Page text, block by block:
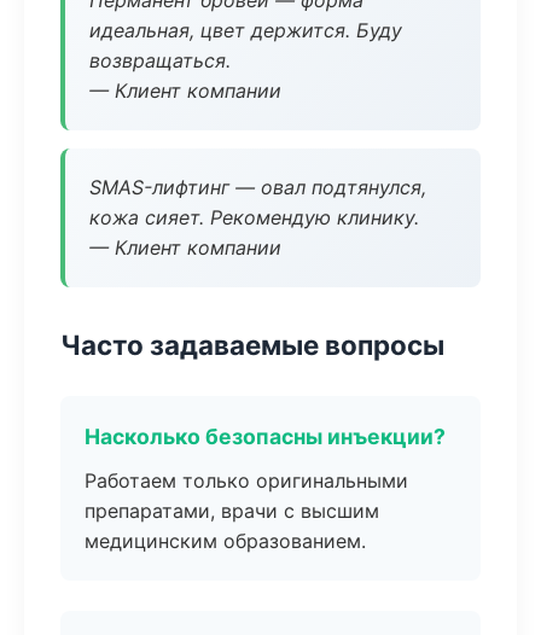
идеальная, цвет держится. Буду
возвращаться.
— Клиент компании
SMAS-лифтинг — овал подтянулся,
кожа сияет. Рекомендую клинику.
— Клиент компании
Часто задаваемые вопросы
Насколько безопасны инъекции?
Работаем только оригинальными
препаратами, врачи с высшим
медицинским образованием.